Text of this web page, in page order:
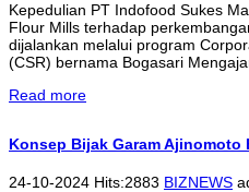
Kepedulian PT Indofood Sukes
Flour Mills terhadap
dijalankan melalui program
(CSR) bernama Bogasari
Read more
Konsep Bijak Garam
24-10-2024 Hits:2883 BIZNEWS